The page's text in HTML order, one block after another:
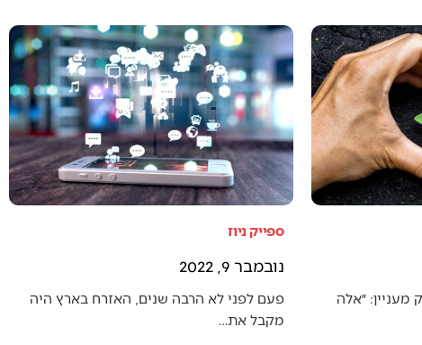
״אלה
ספייק ניוז
נובמבר 9, 2022
פעם לפני לא הרבה שנים, האזרח בארץ היה
מקבל את…